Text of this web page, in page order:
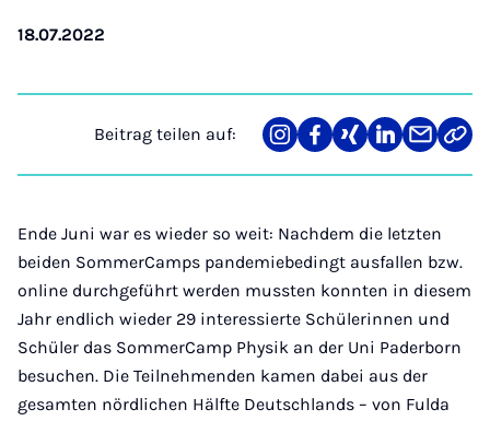
18.07.2022
Beitrag teilen auf:
Teilen
auf
Teilen
auf
Teilen
auf
Teilen
auf
Teilen
über
Link
Ende Juni war es wieder so weit: Nachdem die letzten
beiden SommerCamps pandemiebedingt ausfallen bzw.
online durchgeführt werden mussten konnten in diesem
Jahr endlich wieder 29 interessierte Schülerinnen und
Schüler das SommerCamp Physik an der Uni Paderborn
besuchen. Die Teilnehmenden kamen dabei aus der
gesamten nördlichen Hälfte Deutschlands – von Fulda